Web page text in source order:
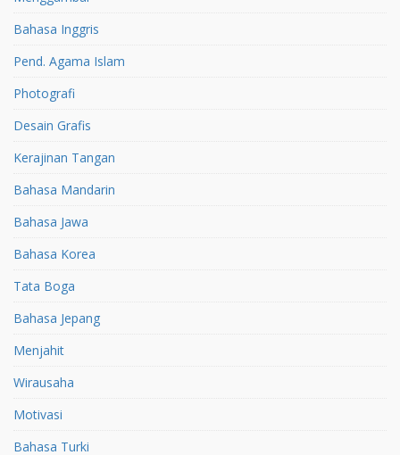
Bahasa Inggris
Pend. Agama Islam
Photografi
Desain Grafis
Kerajinan Tangan
Bahasa Mandarin
Bahasa Jawa
Bahasa Korea
Tata Boga
Bahasa Jepang
Menjahit
Wirausaha
Motivasi
Bahasa Turki